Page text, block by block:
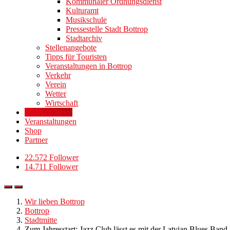
Kulturamt
Musikschule
Pressestelle Stadt Bottrop
Stadtarchiv
Stellenangebote
Tipps für Touristen
Veranstaltungen in Bottrop
Verkehr
Verein
Wetter
Wirtschaft
Bottrops Beste
Veranstaltungen
Shop
Partner
22.572 Follower
14.711 Follower
Wir lieben Bottrop
Bottrop
Stadtmitte